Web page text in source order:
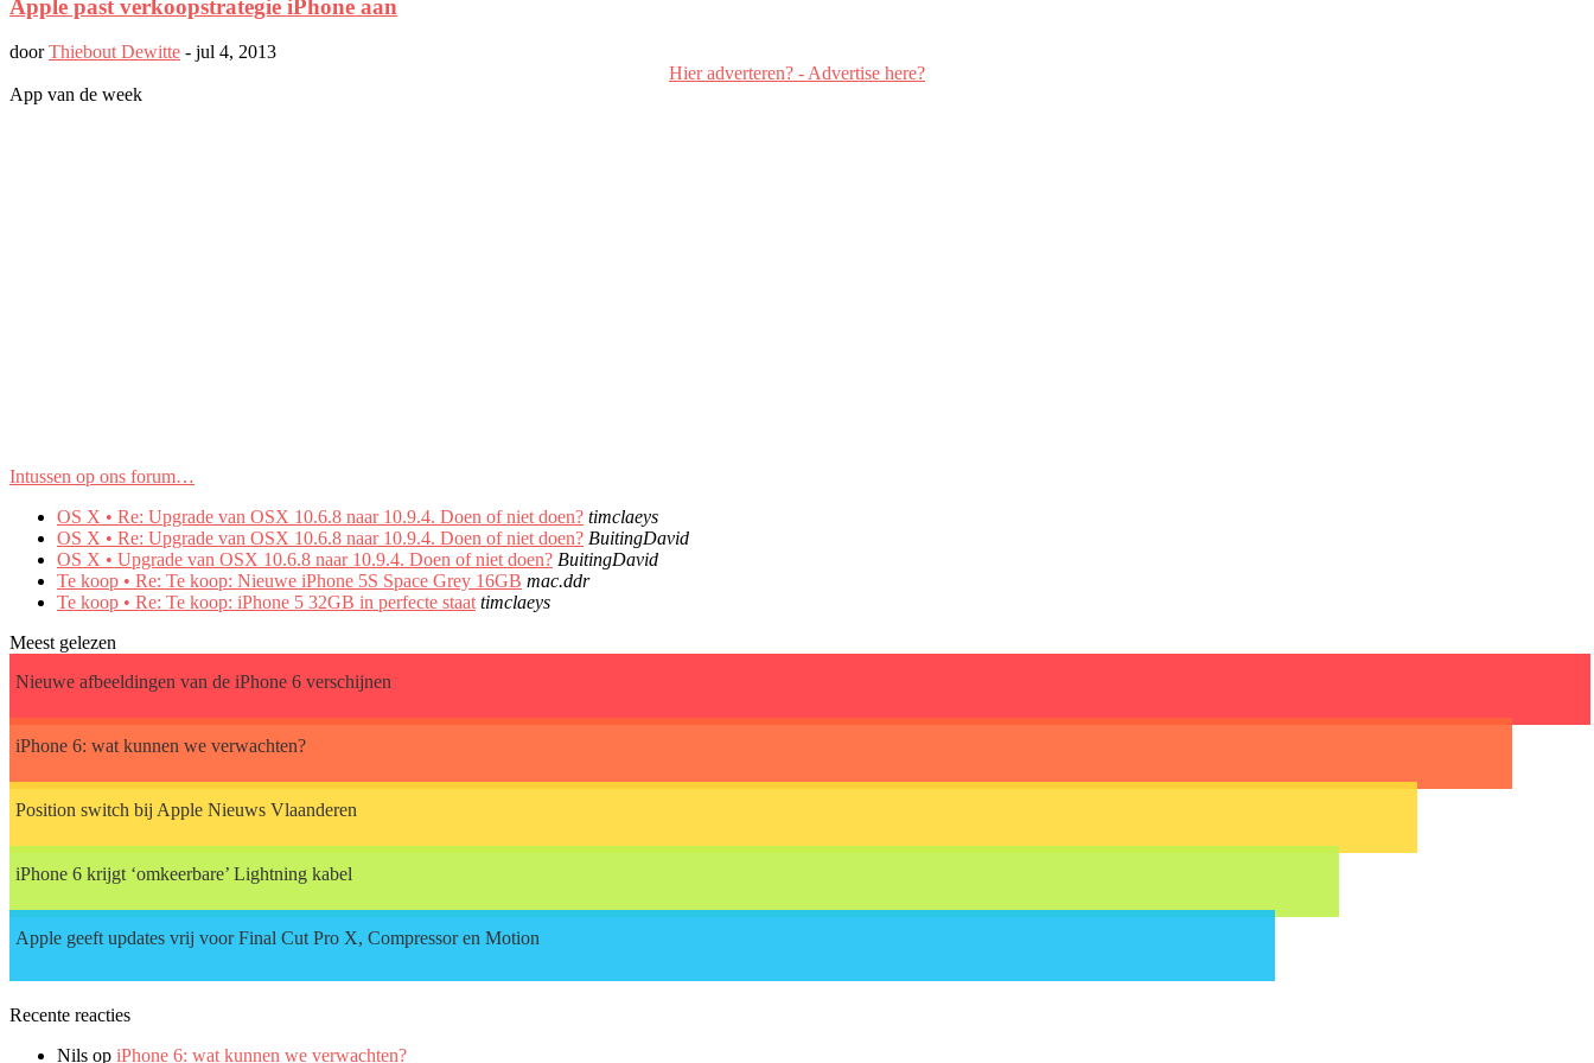
Apple past verkoopstrategie iPhone aan
doorThiebout Dewitte - jul 4, 2013
Hier adverteren? - Advertise here?
App van de week
Intussen op ons forum…
OS X • Re: Upgrade van OSX 10.6.8 naar 10.9.4. Doen of niet doen? timclaeys
OS X • Re: Upgrade van OSX 10.6.8 naar 10.9.4. Doen of niet doen? BuitingDavid
OS X • Upgrade van OSX 10.6.8 naar 10.9.4. Doen of niet doen? BuitingDavid
Te koop • Re: Te koop: Nieuwe iPhone 5S Space Grey 16GB mac.ddr
Te koop • Re: Te koop: iPhone 5 32GB in perfecte staat timclaeys
Meest gelezen
Nieuwe afbeeldingen van de iPhone 6 verschijnen
iPhone 6: wat kunnen we verwachten?
Position switch bij Apple Nieuws Vlaanderen
iPhone 6 krijgt ‘omkeerbare’ Lightning kabel
Apple geeft updates vrij voor Final Cut Pro X, Compressor en Motion
Recente reacties
Nils op iPhone 6: wat kunnen we verwachten?